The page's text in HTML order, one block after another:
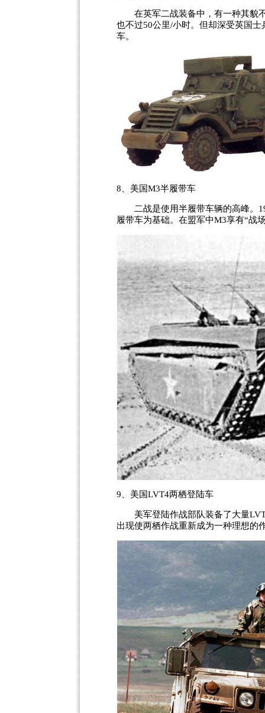
在英军二战装备中，有一种其貌不
也不过50公里/小时。但却深受英国
车。
8、美国M3半履带车
二战是使用半履带车辆的高峰。
履带车为基础。在盟军中M3享有“战
9、美国LVT4两栖登陆车
美军登陆作战部队装备了大量LVT
出现使两栖作战重新成为一种理想的